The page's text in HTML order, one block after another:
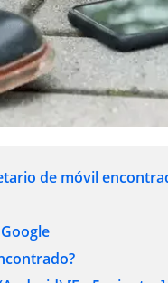
de móvil